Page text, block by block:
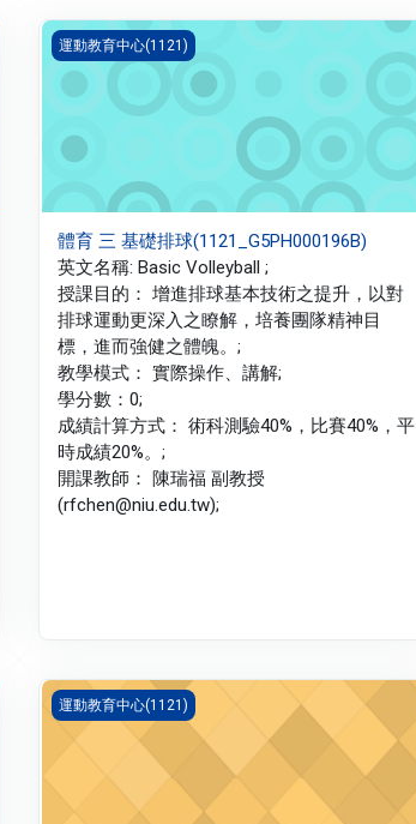
體育 三 基礎排球(1121_G5PH000196B)
運動教育中心(1121)
體育 三 基礎排球(1121_G5PH000196B)
英文名稱: Basic Volleyball ;
授課目的： 增進排球基本技術之提升，以對
排球運動更深入之瞭解，培養團隊精神目
標，進而強健之體魄。;
教學模式： 實際操作、講解;
學分數：0;
成績計算方式： 術科測驗40%，比賽40%，平
時成績20%。;
開課教師： 陳瑞福 副教授
(rfchen@niu.edu.tw);
體育 三 基礎網球(1121_G5PH000199C)
運動教育中心(1121)